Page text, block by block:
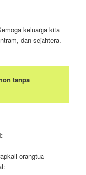
keluarga kita
dan sejahtera.
tanpa
orangtua